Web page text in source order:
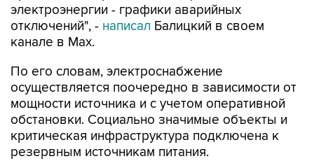
электроэнергии - графики аварийных
отключений", - написал Балицкий в своем
канале в Max.
По его словам, электроснабжение
осуществляется поочередно в зависимости от
мощности источника и с учетом оперативной
обстановки. Социально значимые объекты и
критическая инфраструктура подключена к
резервным источникам питания.